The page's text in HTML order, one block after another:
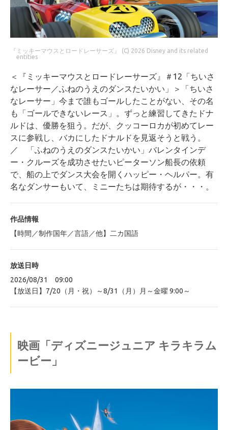
『ミッキーマウスとロードレーサーズ』 (C) 2026 Disney and its related
entities
＜『ミッキーマウスとロードレーサーズ』＃12「ちいさ
なレーサー／ふねのうえのダンスたいかい」＞「ちいさ
なレーサー」今まで誰もゴールしたことがない、その名
も「ゴールできないレース」。ずっと練習してきたドナ
ルドは、優勝を狙う。だが、クッコーロカが初めてレー
スに参戦し、バカにしたドナルドを見返そうと戦う。
／ 「ふねのうえのダンスたいかい」バレンタインデ
ー・クルーズを成功させたいピーターソン船長の依頼
で、船の上でダンス大会を開くハッピー・ヘルパー。有
名なダンサーもいて、ミニーたちは期待するが・・・。
作品情報
【時間／制作国年／言語／他】二カ国語
放送日時
2026/08/31 09:00
【放送日】7/20（月・祝）～8/31（月）月～金曜 9:00～
映画「ディズニージュニア キラキラム
ービー」